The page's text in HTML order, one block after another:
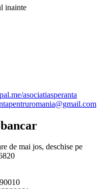
inainte
asociatiasperanta
de mai jos, deschise pe